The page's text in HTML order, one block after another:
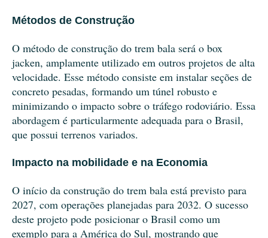
Métodos de Construção
O método de construção do trem bala será o box
jacken, amplamente utilizado em outros projetos de alta
velocidade. Esse método consiste em instalar seções de
concreto pesadas, formando um túnel robusto e
minimizando o impacto sobre o tráfego rodoviário. Essa
abordagem é particularmente adequada para o Brasil,
que possui terrenos variados.
Impacto na mobilidade e na Economia
O início da construção do trem bala está previsto para
2027, com operações planejadas para 2032. O sucesso
deste projeto pode posicionar o Brasil como um
exemplo para a América do Sul, mostrando que